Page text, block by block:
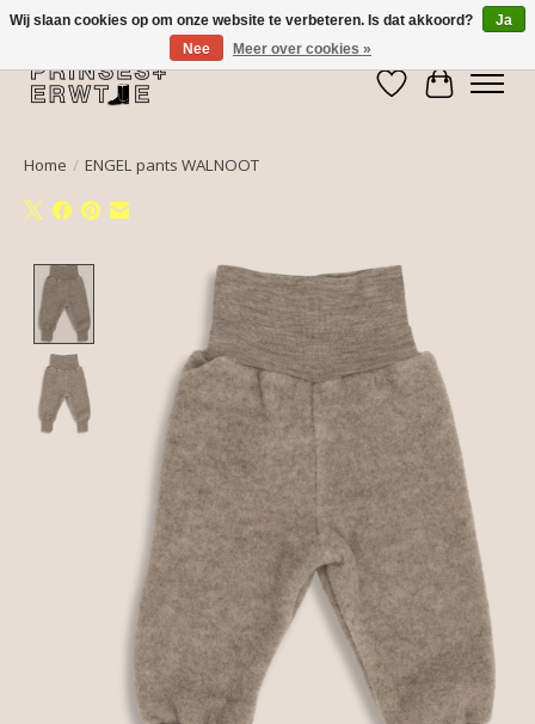
Verlanglijst
Home / ENGEL pants WALNOOT
Product image slideshow Items
Wij slaan cookies op om onze website te verbeteren. Is dat akkoord?
Ja
Nee
Meer over cookies »